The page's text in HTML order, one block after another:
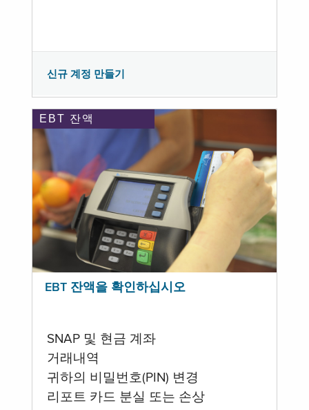
신규 계정 만들기
EBT 잔액
EBT 잔액을 확인하십시오
SNAP 및 현금 계좌
거래내역
귀하의 비밀번호(PIN) 변경
리포트 카드 분실 또는 손상